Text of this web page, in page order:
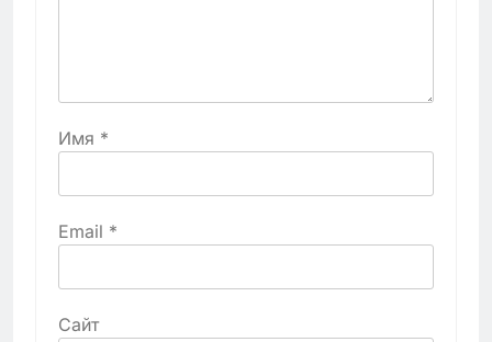
Имя *
Email *
Сайт